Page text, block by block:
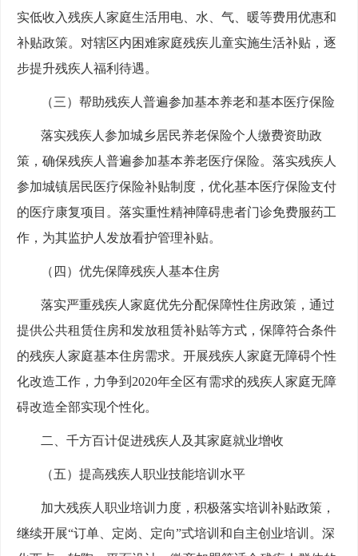
实低收入残疾人家庭生活用电、水、气、暖等费用优惠和
补贴政策。对辖区内困难家庭残疾儿童实施生活补贴，逐
步提升残疾人福利待遇。
（三）帮助残疾人普遍参加基本养老和基本医疗保险
落实残疾人参加城乡居民养老保险个人缴费资助政
策，确保残疾人普遍参加基本养老医疗保险。落实残疾人
参加城镇居民医疗保险补贴制度，优化基本医疗保险支付
的医疗康复项目。落实重性精神障碍患者门诊免费服药工
作，为其监护人发放看护管理补贴。
（四）优先保障残疾人基本住房
落实严重残疾人家庭优先分配保障性住房政策，通过
提供公共租赁住房和发放租赁补贴等方式，保障符合条件
的残疾人家庭基本住房需求。开展残疾人家庭无障碍个性
化改造工作，力争到2020年全区有需求的残疾人家庭无障
碍改造全部实现个性化。
二、千方百计促进残疾人及其家庭就业增收
（五）提高残疾人职业技能培训水平
加大残疾人职业培训力度，积极落实培训补贴政策，
继续开展“订单、定岗、定向”式培训和自主创业培训。深